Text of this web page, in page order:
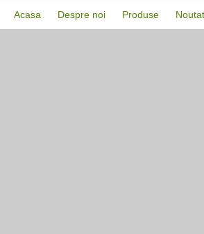
Acasa Despre noi Produse